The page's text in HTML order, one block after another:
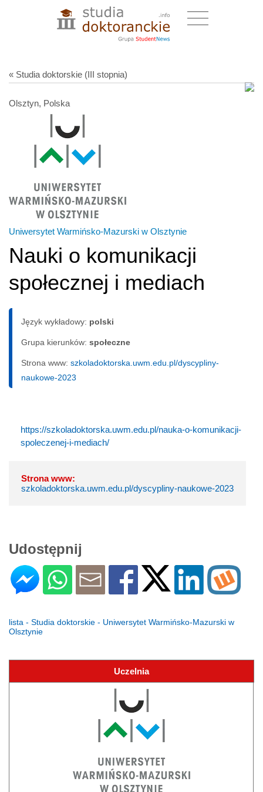
« Studia doktorskie (III stopnia)
Olsztyn, Polska
Uniwersytet Warmińsko-Mazurski w Olsztynie
Nauki o komunikacji
społecznej i mediach
Język wykładowy: polski
Grupa kierunków: społeczne
Strona www: szkoladoktorska.uwm.edu.pl/dyscypliny-
naukowe-2023
https://szkoladoktorska.uwm.edu.pl/nauka-o-komunikacji-
spoleczenej-i-mediach/
Strona www:
szkoladoktorska.uwm.edu.pl/dyscypliny-naukowe-2023
Udostępnij
lista - Studia doktorskie - Uniwersytet Warmińsko-Mazurski w
Olsztynie
Uczelnia